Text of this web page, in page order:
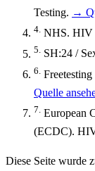
Testing. →
4. NHS. HIV
5. SH:24 /
6.
Quelle
7. European
(ECDC).
Diese Seite wurde